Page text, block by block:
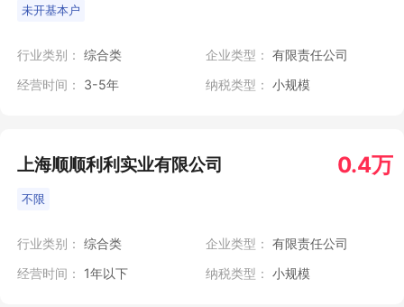
未开基本户
行业类别： 综合类 企业类型： 有限责任公司
经营时间：
3-5年 纳税类型： 小规模
上海顺顺利利实业有限公司 0.4万
不限
行业类别： 综合类 企业类型： 有限责任公司
经营时间：
1年以下 纳税类型： 小规模